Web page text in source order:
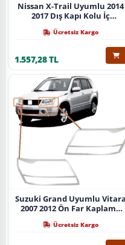
Nissan X-Trail Uyumlu 2014
2017 Dış Kapı Kolu İç
Ücretsiz Kargo
1.557,28 TL
Suzuki Grand Uyumlu Vitara
2007 2012 Ön Far Kaplama
Ücretsiz Kargo